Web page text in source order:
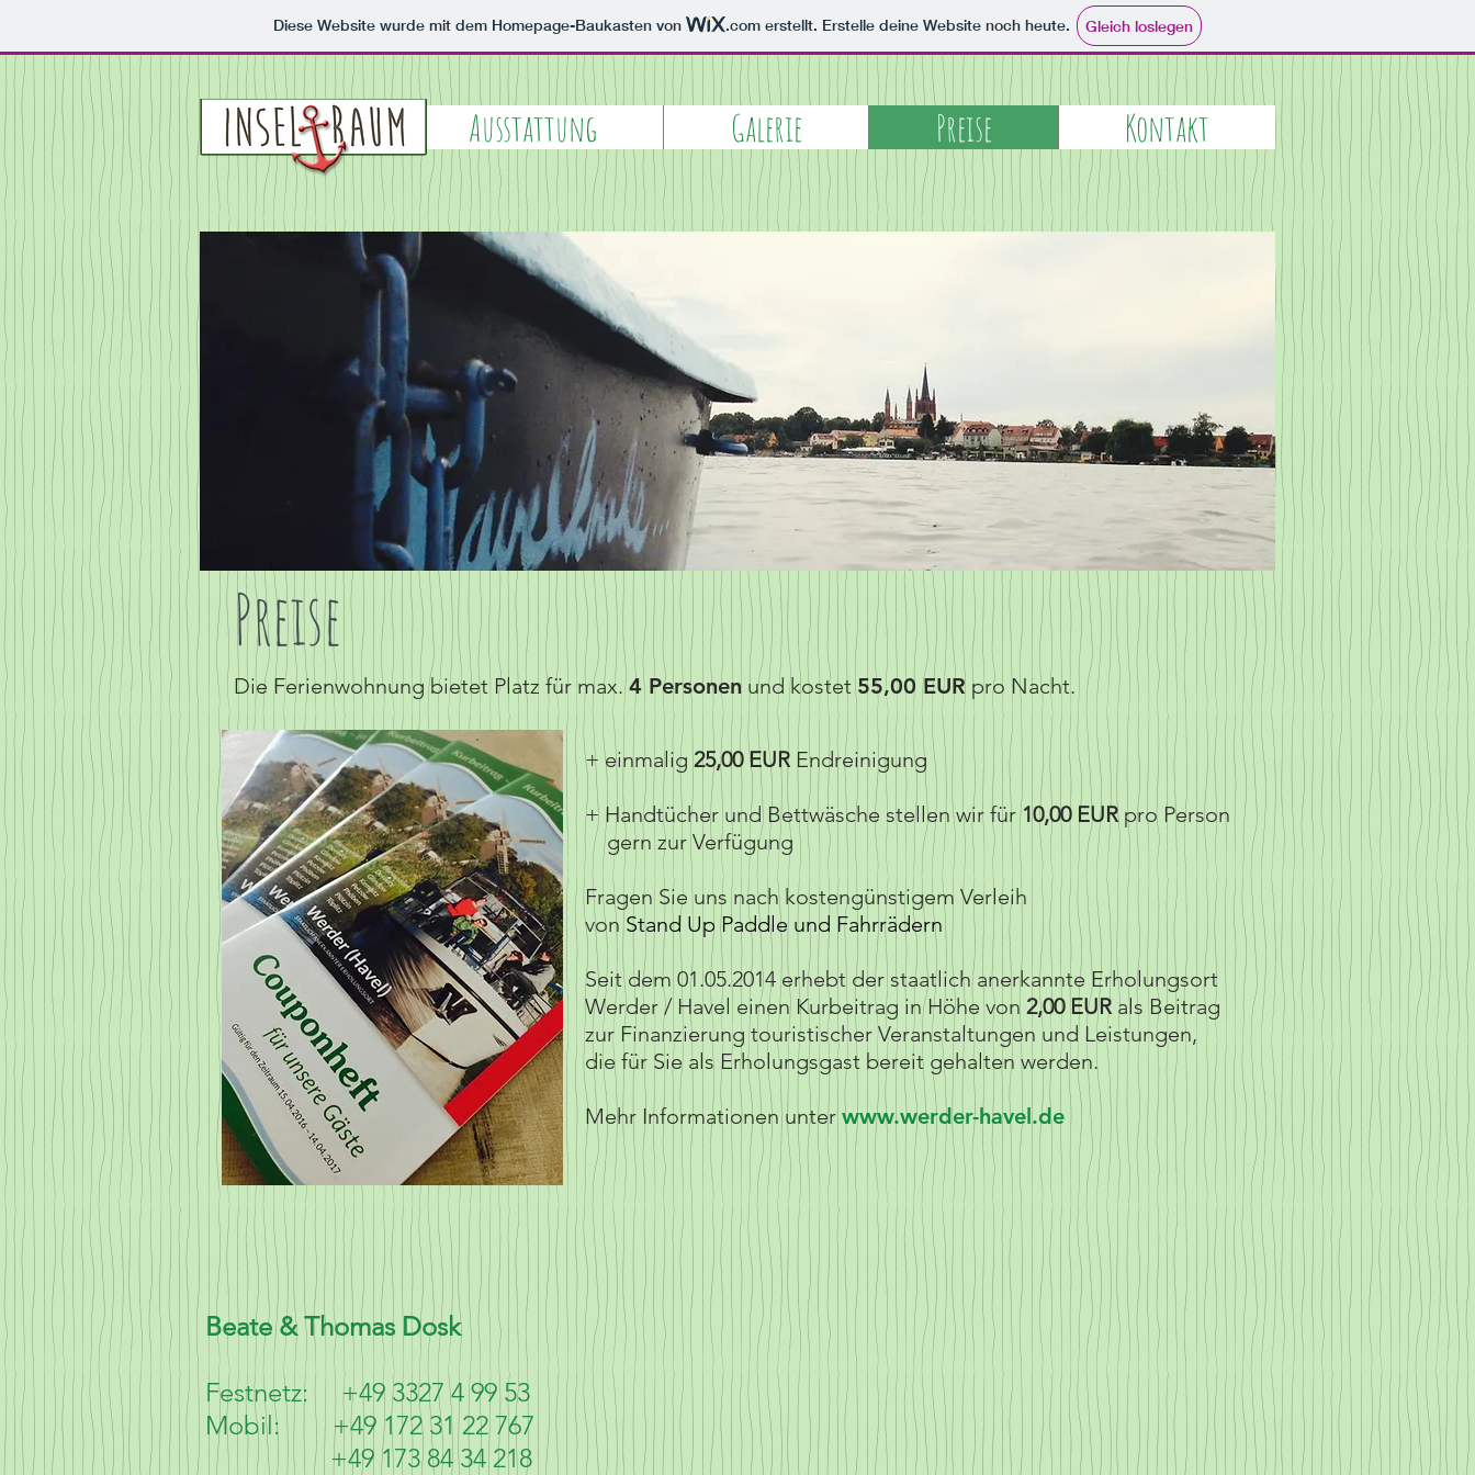
Diese Website wurde mit dem Homepage-Baukasten von .com erstellt. Erstelle deine Website noch heute. Gleich loslegen
Ausstattung Galerie Preise Kontakt
Preise
Die Ferienwohnung bietet Platz für max.4 Personen und kostet 55,00 EUR pro Nacht.
+ einmalig 25,00 EUR Endreinigung
+ Handtücher und Bettwäsche stellen wir für10,00 EURpro Person
gern zur Verfügung
Fragen Sie uns nach kostengünstigem Verleih
von Stand Up Paddle und Fahrrädern
Seit dem 01.05.2014 erhebt der staatlich anerkannte Erholungsort
Werder / Havel einen Kurbeitrag in Höhe von 2,00 EUR als Beitrag
zur Finanzierung touristischer Veranstaltungen und Leistungen,
die für Sie als Erholungsgast bereit gehalten werden.
Mehr Informationen unter www.werder-havel.de
Beate & Thomas Dosk
Festnetz: +49 3327 4 99 53
Mobil: +49 172 31 22 767
+49 173 84 34 218